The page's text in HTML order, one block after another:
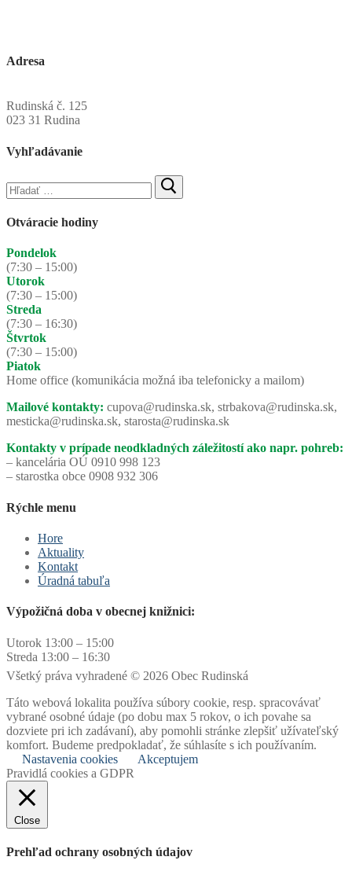
Adresa
Rudinská č. 125
023 31 Rudina
Vyhľadávanie
Hľadať:
Otváracie hodiny
Pondelok
(7:30 – 15:00)
Utorok
(7:30 – 15:00)
Streda
(7:30 – 16:30)
Štvrtok
(7:30 – 15:00)
Piatok
Home office (komunikácia možná iba telefonicky a mailom)
Mailové kontakty: cupova@rudinska.sk, strbakova@rudinska.sk,
mesticka@rudinska.sk, starosta@rudinska.sk
Kontakty v prípade neodkladných záležitostí ako napr. pohreb:
– kancelária OÚ 0910 998 123
– starostka obce 0908 932 306
Rýchle menu
Hore
Aktuality
Kontakt
Úradná tabuľa
Výpožičná doba v obecnej knižnici:
Utorok 13:00 – 15:00
Streda 13:00 – 16:30
Všetký práva vyhradené © 2026 Obec Rudinská
Táto webová lokalita používa súbory cookie, resp. spracovávať
vybrané osobné údaje (po dobu max 5 rokov, o ich povahe sa
dozviete pri ich zadávaní), aby pomohli stránke zlepšiť užívateľský
komfort. Budeme predpokladať, že súhlasíte s ich používaním.
Nastavenia cookies
Akceptujem
Pravidlá cookies a GDPR
Close
Prehľad ochrany osobných údajov